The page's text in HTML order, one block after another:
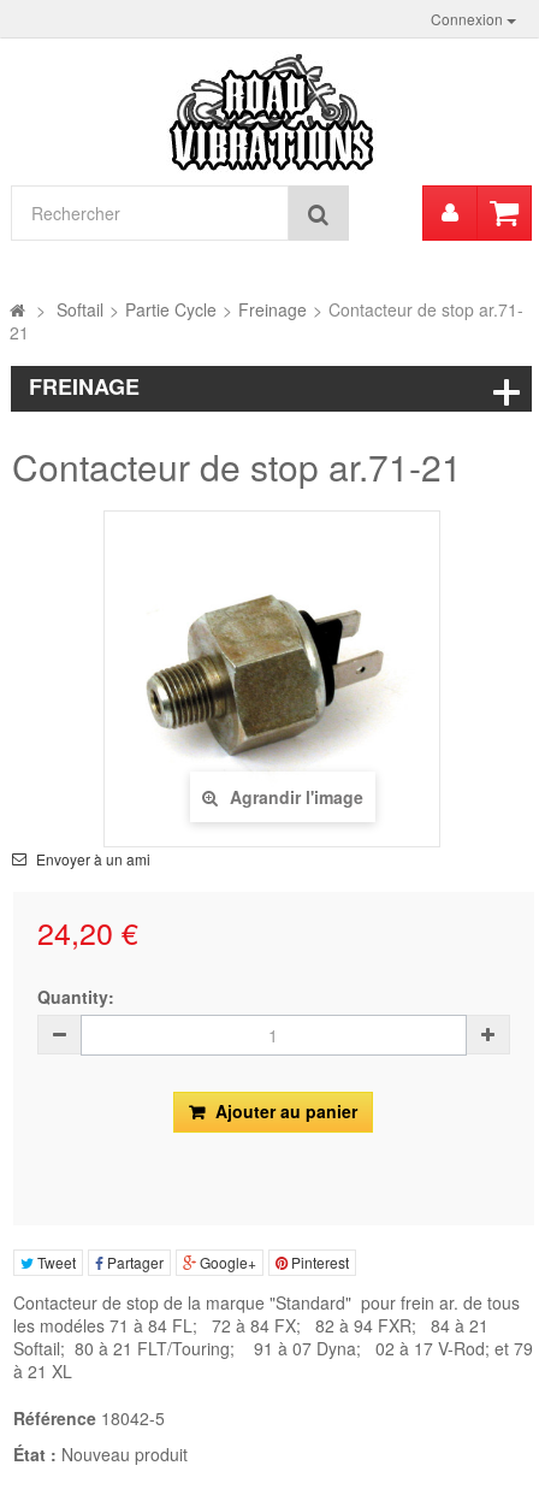
Connexion
Mon
> Softail > Partie Cycle > Freinage > Contacteur de stop ar.71-
21
FREINAGE
Contacteur de stop ar.71-21
Agrandir l'image
Envoyer à un ami
24,20 €
Quantity:
Ajouter au panier
Tweet Partager Google+ Pinterest
Contacteur de stop de la marque "Standard" pour frein ar. de tous
les modéles 71 à 84 FL; 72 à 84 FX; 82 à 94 FXR; 84 à 21
Softail; 80 à 21 FLT/Touring; 91 à 07 Dyna; 02 à 17 V-Rod; et 79
à 21 XL
Référence 18042-5
État : Nouveau produit